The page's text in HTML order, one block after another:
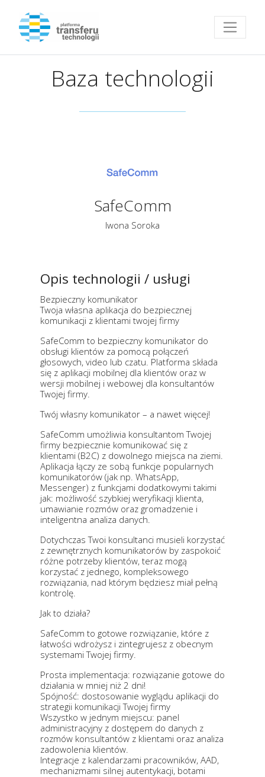
Przejdź do strony głównej
Baza technologii
SafeComm
Iwona Soroka
Opis technologii / usługi
Bezpieczny komunikator​
Twoja własna aplikacja do bezpiecznej
komunikacji z klientami twojej firmy
SafeComm to bezpieczny komunikator do
obsługi klientów za pomocą połączeń
głosowych, video lub czatu. Platforma składa
się z aplikacji mobilnej dla klientów oraz w
wersji mobilnej i webowej dla konsultantów
Twojej firmy.
Twój własny komunikator – a nawet więcej!​
SafeComm umożliwia konsultantom Twojej
firmy bezpiecznie komunikować się z
klientami (B2C) z dowolnego miejsca na ziemi.
Aplikacja łączy ze sobą funkcje popularnych
komunikatorów (jak np. WhatsApp,
Messenger) z funkcjami dodatkowymi takimi
jak: możliwość szybkiej weryfikacji klienta,
umawianie rozmów oraz gromadzenie i
inteligentna analiza danych. ​
Dotychczas Twoi konsultanci musieli korzystać
z zewnętrznych komunikatorów by zaspokoić
różne potrzeby klientów, teraz mogą
korzystać z jednego, kompleksowego
rozwiązania, nad którym będziesz miał pełną
kontrolę.
Jak to działa?​
SafeComm to gotowe rozwiązanie, które z
łatwości wdrożysz i zintegrujesz z obecnym
systemami Twojej firmy.​
Prosta implementacja: rozwiązanie gotowe do
działania w mniej niż 2 dni!​
Spójność: dostosowanie wyglądu aplikacji do
strategii komunikacji Twojej firmy​
Wszystko w jednym miejscu: panel
administracyjny z dostępem do danych z
rozmów konsultantów z klientami oraz analiza
zadowolenia klientów.​
Integracje z kalendarzami pracowników, AAD,
mechanizmami silnej autentykacji, botami